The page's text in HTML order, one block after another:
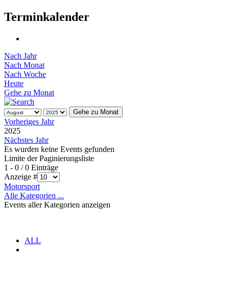
Terminkalender
Nach Jahr
Nach Monat
Nach Woche
Heute
Gehe zu Monat
Gehe zu Monat
Vorheriges Jahr
2025
Nächstes Jahr
Es wurden keine Events gefunden
Limite der Paginierungsliste
1 - 0 / 0 Einträge
Anzeige #
Motorsport
Alle Kategorien ...
Events aller Kategorien anzeigen
ALL